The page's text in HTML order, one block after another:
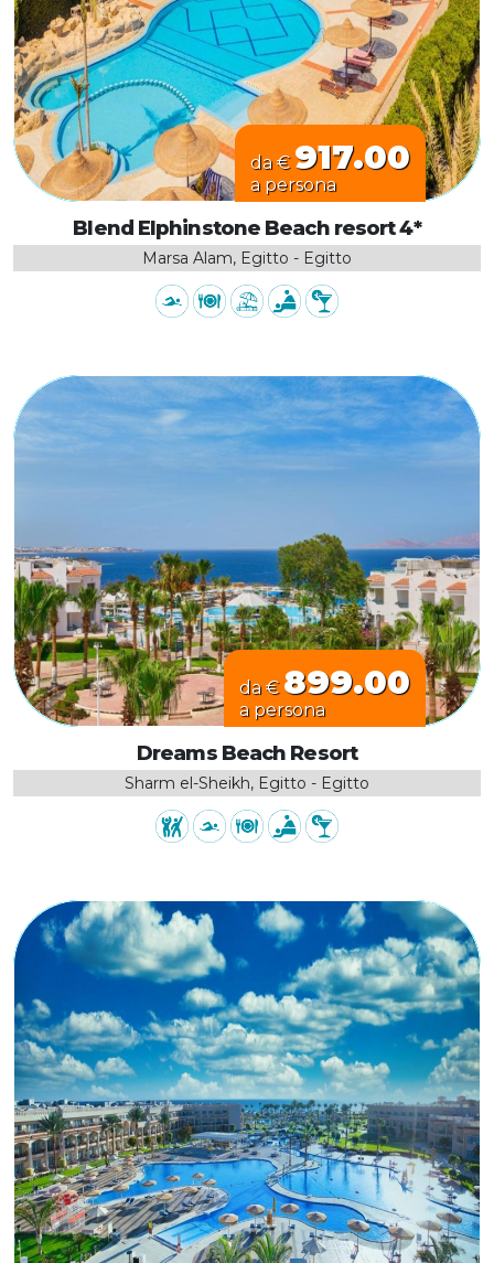
da € 917.00
a persona
Blend Elphinstone Beach resort 4*
Marsa Alam, Egitto - Egitto
da € 899.00
a persona
Dreams Beach Resort
Sharm el-Sheikh, Egitto - Egitto